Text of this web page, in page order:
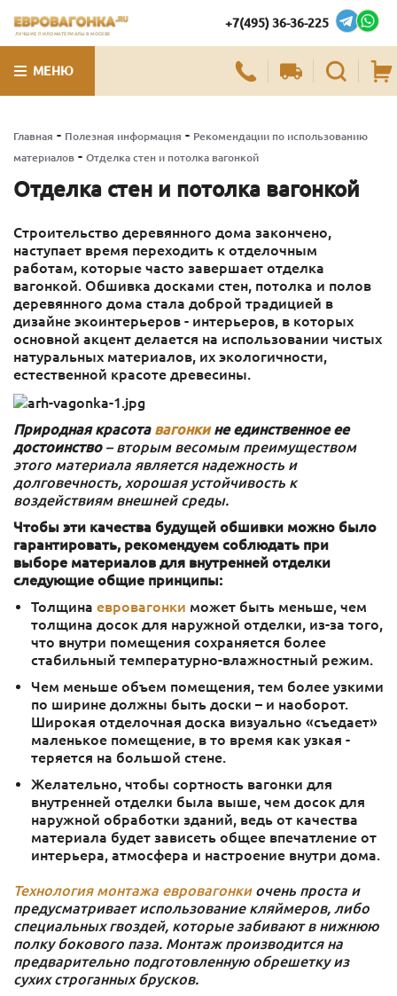
ЛУЧШИЕ ПИЛОМАТЕРИАЛЫ В МОСКВЕ
+7(495) 36-36-225
МЕНЮ
Главная - Полезная информация - Рекомендации по использованию
материалов - Отделка стен и потолка вагонкой
Отделка стен и потолка вагонкой
Строительство деревянного дома закончено,
наступает время переходить к отделочным
работам, которые часто завершает отделка
вагонкой. Обшивка досками стен, потолка и полов
деревянного дома стала доброй традицией в
дизайне экоинтерьеров - интерьеров, в которых
основной акцент делается на использовании чистых
натуральных материалов, их экологичности,
естественной красоте древесины.
Природная красота вагонкине единственное ее
достоинство– вторым весомым преимуществом
этого материала является надежность и
долговечность, хорошая устойчивость к
воздействиям внешней среды.
Чтобы эти качества будущей обшивки можно было
гарантировать, рекомендуем соблюдать при
выборе материалов для внутренней отделки
следующие общие принципы:
Толщина евровагонки может быть меньше, чем
толщина досок для наружной отделки, из-за того,
что внутри помещения сохраняется более
стабильный температурно-влажностный режим.
Чем меньше объем помещения, тем более узкими
по ширине должны быть доски – и наоборот.
Широкая отделочная доска визуально «съедает»
маленькое помещение, в то время как узкая -
теряется на большой стене.
Желательно, чтобы сортность вагонки для
внутренней отделки была выше, чем досок для
наружной обработки зданий, ведь от качества
материала будет зависеть общее впечатление от
интерьера, атмосфера и настроение внутри дома.
Технология монтажа евровагонкиочень проста и
предусматривает использование кляймеров, либо
специальных гвоздей, которые забивают в нижнюю
полку бокового паза. Монтаж производится на
предварительно подготовленную обрешетку из
сухих строганных брусков.